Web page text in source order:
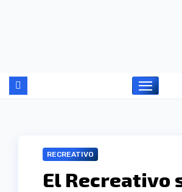
RECREATIVO
El Recreativo